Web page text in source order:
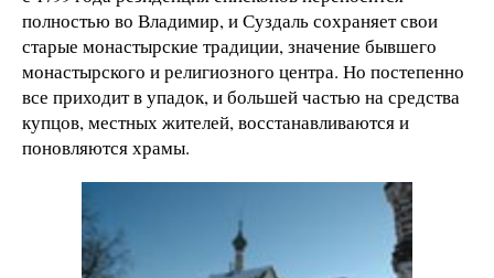
полностью во Владимир, и Суздаль сохраняет свои
старые монастырские традиции, значение бывшего
монастырского и религиозного центра. Но постепенно
все приходит в упадок, и большей частью на средства
купцов, местных жителей, восстанавливаются и
поновляются храмы.